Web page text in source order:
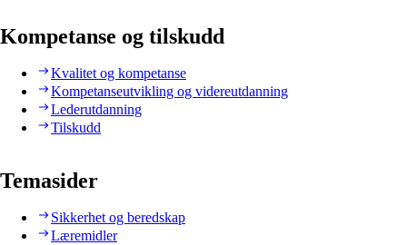
Kompetanse og tilskudd
Kvalitet og kompetanse
Kompetanseutvikling og videreutdanning
Lederutdanning
Tilskudd
Temasider
Sikkerhet og beredskap
Læremidler